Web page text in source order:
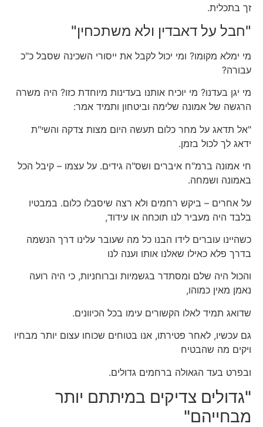
זך בתכלית.
"חבל על דאבדין ולא משתכחין"
מי ימלא מקומו? ומי יכול לקבל את ייסורי השכינה שסבל כ"כ
עבורה?
מי יגן בעדנו? מי יוכיח אותנו בעדינות מיוחדת כזו? היה משרה
הרגשה של אמונה שלימה וביטחון ותמיד אמר:
"אל תדאג על מחר כלום תעשה היום מצות צדקה והשי"ת
ידאג לך לכול בזמן.
חי אמונה ברמ"ח איברים ושס"ה גידים. על עצמו – קיבל הכל
באמונה ושמחה.
על אחרים – ביקש רחמים ולא רצה שיסבלו כלום. במבטיו
בלבד היה מעביר לנו תוכחה או עידוד,
כשהיינו עוברים לידו הבנו כל מה שעובר עלינו דרך הנשמה
בדרך פלא כאילו שאלנו אותו וענה לנו
והכול היה שלם ומסתדר בגשמיות וברוחניות, כי היה רועה
נאמן מאין כמוהו,
שדואג תמיד לאלו הקשורים עימו בכל הכיוונים.
גם עכשיו, לאחר פטירתו, אנו בטוחים שכוחו עצום יותר מבחיו
ויקים מה שהבטיח
ובפרט בעד הגאולה ברחמים גדולים.
"גדולים צדיקים במיתתם יותר
מבחייהם"